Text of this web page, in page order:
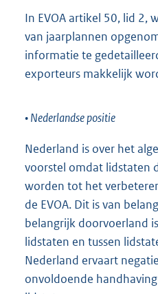
In EVOA artikel 50, lid 2,
van jaarplannen
informatie te
exporteurs makkelijk
• Nederlandse positie
Nederland is over het
voorstel omdat lidstaten
worden tot het
de EVOA. Dit is van
belangrijk doorvoerland
lidstaten en tussen
Nederland ervaart
onvoldoende